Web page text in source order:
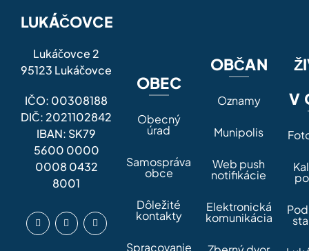
LUKÁČOVCE
Lukáčovce 2
95123 Lukáčovce
IČO: 00308188
DIČ: 2021102842
IBAN: SK79
5600 0000
0008 0432
8001
OBEC
Obecný
úrad
Samospráva
obce
Dôležité
kontakty
Spracovanie
OBČAN
Oznamy
Munipolis
Web push
notifikácie
Elektronická
komunikácia
V